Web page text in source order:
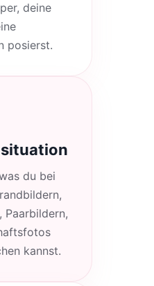
deine
posierst.
du bei
Paarbildern,
kannst.